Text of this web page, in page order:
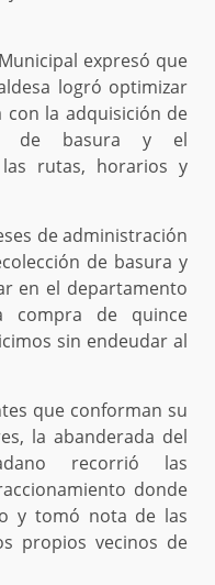
expresó que
logró optimizar
con la adquisición de
de basura y el
rutas, horarios y
de administración
de basura y
en el departamento
compra de quince
sin endeudar al
que conforman su
la abanderada del
recorrió las
donde
y tomó nota de las
propios vecinos de